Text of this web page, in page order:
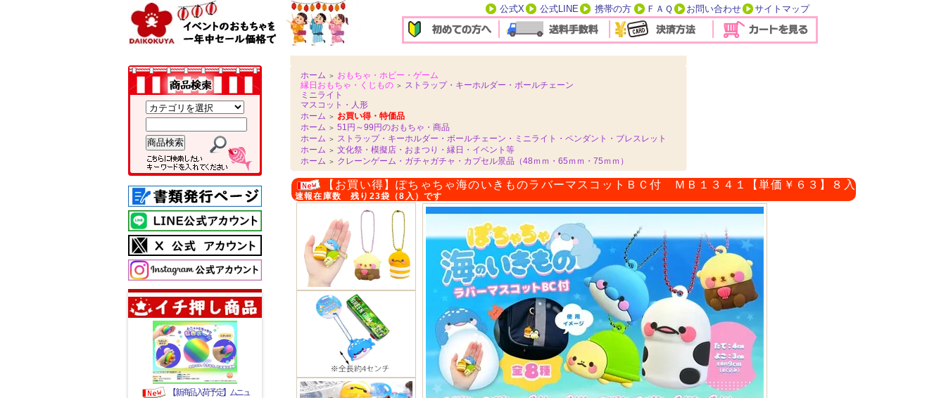
公式X 公式LINE 携帯の方 ＦＡＱ お問い合わせ サイトマップ
【新商品入荷予定】ムニュ
ホーム ＞ おもちゃ・ホビー・ゲーム
縁日おもちゃ・くじもの ＞ ストラップ・キーホルダー・ボールチェーン
ミニライト
マスコット・人形
ホーム ＞ お買い得・特価品
ホーム ＞ 51円～99円のおもちゃ・商品
ホーム ＞ ストラップ・キーホルダー・ボールチェーン・ミニライト・ペンダント・ブレスレット
ホーム ＞ 文化祭・模擬店・おまつり・縁日・イベント等
ホーム ＞ クレーンゲーム・ガチャガチャ・カプセル景品（48ｍｍ・65ｍｍ・75ｍｍ）
【お買い得】ぽちゃちゃ海のいきものラバーマスコットＢＣ付 ＭＢ１３４１【単価￥６３】８入
速報在庫数 残り23袋（8入）です